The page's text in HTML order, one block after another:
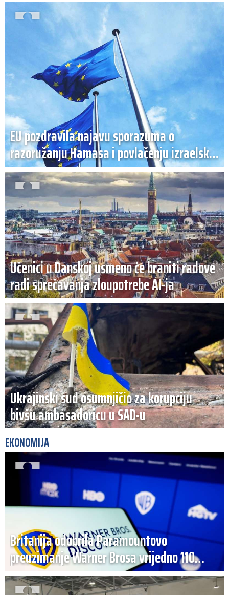
EU pozdravila najavu sporazuma o
razoružanju Hamasa i povlačenju izraelskih
snaga iz Gaze
Učenici u Danskoj usmeno će braniti radove
radi sprečavanja zloupotrebe AI-ja
Ukrajinski sud osumnjičio za korupciju
bivšu ambasadoricu u SAD-u
EKONOMIJA
Britanija odobrila Paramountovo
preuzimanje Warner Brosa vrijedno 110
milijardi dolara